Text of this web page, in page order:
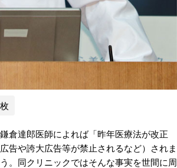
倉達郎医師によれば「昨年医療法が改正
告や誇大広告等が禁止されるなど）されま
。同クリニックではそんな事実を世間に周